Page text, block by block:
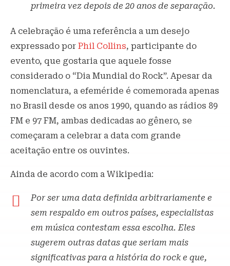
primeira vez depois de 20 anos de separação.
A celebração é uma referência a um desejo
expressado por Phil Collins, participante do
evento, que gostaria que aquele fosse
considerado o “Dia Mundial do Rock”. Apesar da
nomenclatura, a efeméride é comemorada apenas
no Brasil desde os anos 1990, quando as rádios 89
FM e 97 FM, ambas dedicadas ao gênero, se
começaram a celebrar a data com grande
aceitação entre os ouvintes.
Ainda de acordo com a Wikipedia:
Por ser uma data definida arbitrariamente e
sem respaldo em outros países, especialistas
em música contestam essa escolha. Eles
sugerem outras datas que seriam mais
significativas para a história do rock e que,